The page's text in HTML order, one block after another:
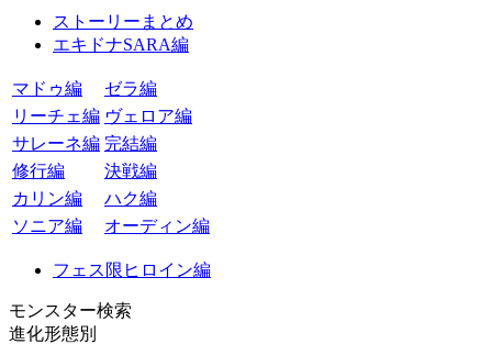
ストーリーまとめ
エキドナSARA編
マドゥ編
ゼラ編
リーチェ編 ヴェロア編
サレーネ編 完結編
修行編
決戦編
カリン編
ハク編
ソニア編
オーディン編
フェス限ヒロイン編
モンスター検索
進化形態別